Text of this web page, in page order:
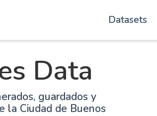
Datasets
Data
guardados y
la Ciudad de Buenos